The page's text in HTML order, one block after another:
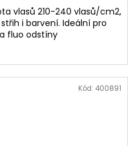
vlasů 210-240 vlasů/cm2,
i barvení. Ideální pro
fluo odstíny
Kód: 400891